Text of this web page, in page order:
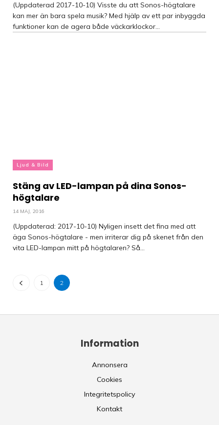
(Uppdaterad 2017-10-10) Visste du att Sonos-högtalare
kan mer än bara spela musik? Med hjälp av ett par inbyggda
funktioner kan de agera både väckarklockor...
Ljud & Bild
Stäng av LED-lampan på dina Sonos-
högtalare
14 MAJ, 2016
(Uppdaterad: 2017-10-10) Nyligen insett det fina med att
äga Sonos-högtalare - men irriterar dig på skenet från den
vita LED-lampan mitt på högtalaren? Så...
1 2
Information
Annonsera
Cookies
Integritetspolicy
Kontakt